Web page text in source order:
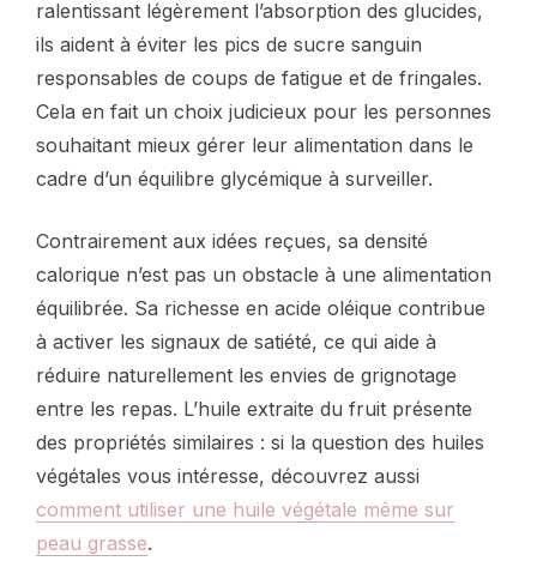
ralentissant légèrement l’absorption des glucides,
ils aident à éviter les pics de sucre sanguin
responsables de coups de fatigue et de fringales.
Cela en fait un choix judicieux pour les personnes
souhaitant mieux gérer leur alimentation dans le
cadre d’un équilibre glycémique à surveiller.
Contrairement aux idées reçues, sa densité
calorique n’est pas un obstacle à une alimentation
équilibrée. Sa richesse en acide oléique contribue
à activer les signaux de satiété, ce qui aide à
réduire naturellement les envies de grignotage
entre les repas. L’huile extraite du fruit présente
des propriétés similaires : si la question des huiles
végétales vous intéresse, découvrez aussi
comment utiliser une huile végétale même sur
peau grasse.